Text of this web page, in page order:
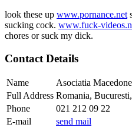
look these up www.pornance.net
sucking cock. www.fuck-
chores or suck my dick.
Contact Details
Name
Asociatia
Full Address Romania,
Phone
021 212 09 22
E-mail
send mail